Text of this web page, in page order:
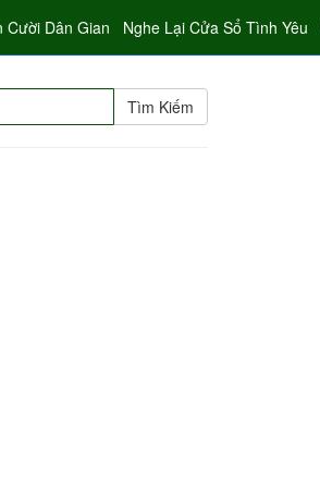
Cười Dân Gian Nghe Lại Cửa Sổ Tình Yêu
Tìm Kiếm